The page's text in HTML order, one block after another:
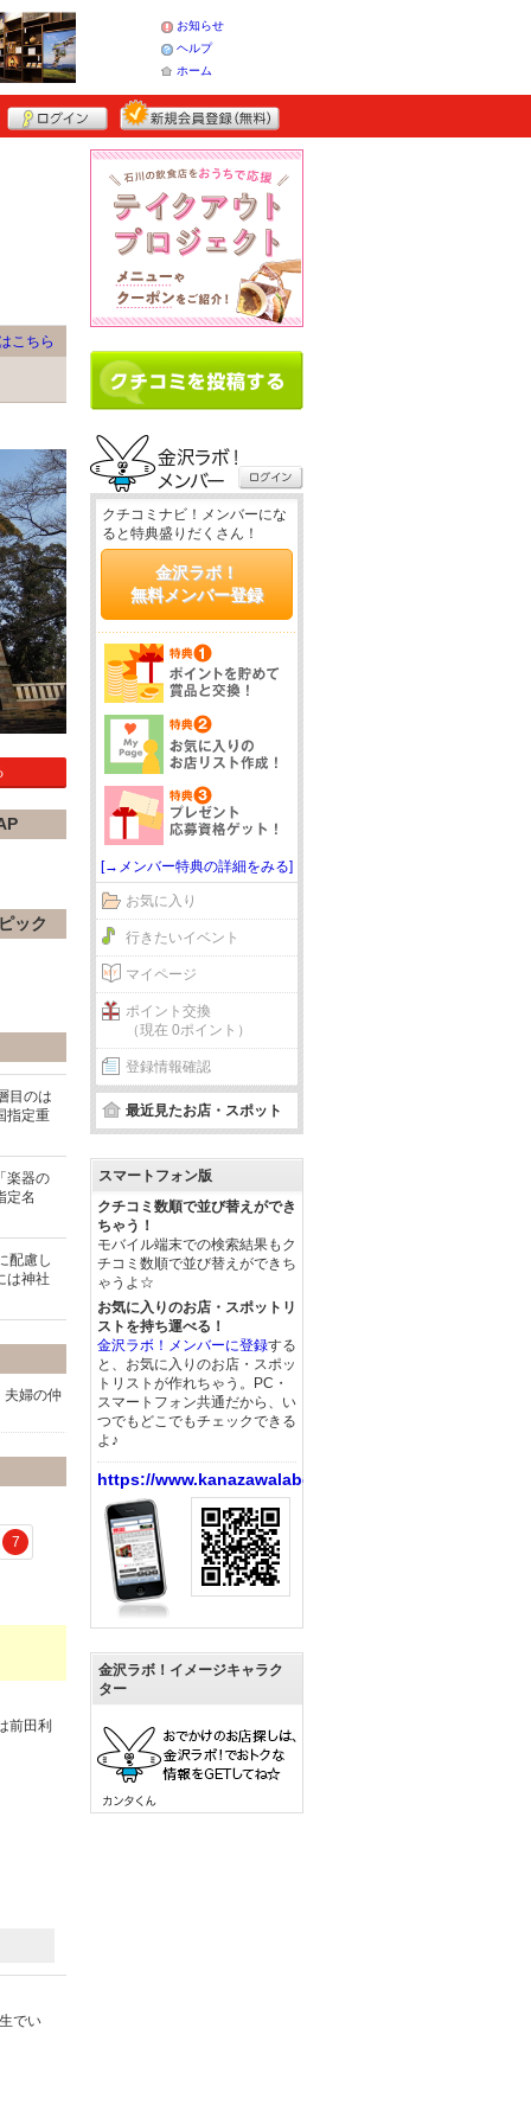
お知らせ
ヘルプ
ホーム
こちら
ック
目のは
指定重
楽器の
定名
配慮し
は神社
夫婦の仲
7
前田利
でい
クチコミナビ！メンバーにな
ると特典盛りだくさん！
金沢ラボ！
無料メンバー登録
[→メンバー特典の詳細をみる]
お気に入り
行きたいイベント
マイページ
ポイント交換
（現在 0ポイント）
登録情報確認
最近見たお店・スポット
スマートフォン版
クチコミ数順で並び替えができ
ちゃう！
モバイル端末での検索結果もク
チコミ数順で並び替えができち
ゃうよ☆
お気に入りのお店・スポットリ
ストを持ち運べる！
金沢ラボ！メンバーに登録する
と、お気に入りのお店・スポッ
トリストが作れちゃう。PC・
スマートフォン共通だから、い
つでもどこでもチェックできる
よ♪
https://www.kanazawalabo.net/
金沢ラボ！イメージキャラク
ター